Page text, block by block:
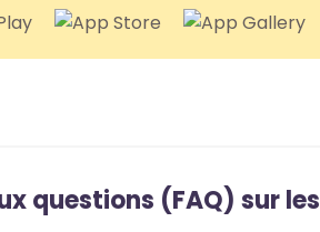
questions (FAQ) sur